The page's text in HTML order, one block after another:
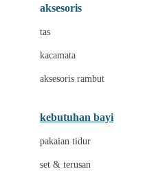
Baabaasheepz
Baby Dove
Baby Jogger
aksesoris
tas
kacamata
aksesoris rambut
kebutuhan bayi
pakaian tidur
set & terusan